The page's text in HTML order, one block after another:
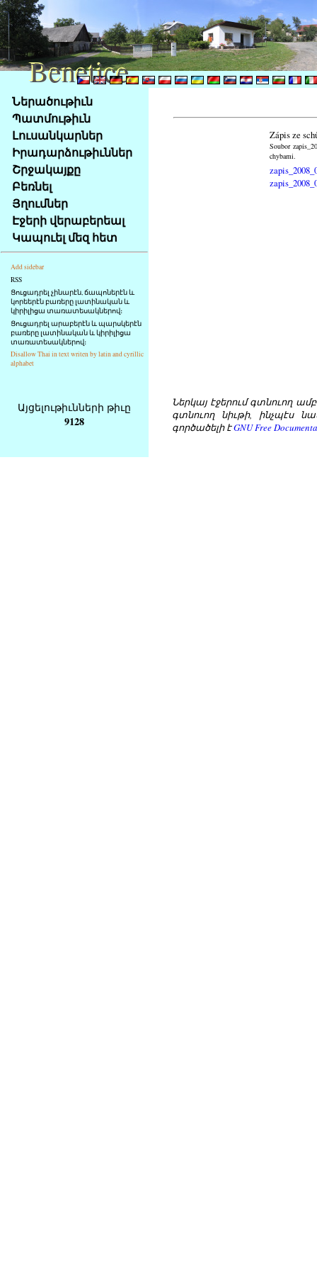
Na
obsah
stránky
Klávesové
zkratky
tomto
webu
základní
Hlavní
strana
Ներածութիւն
Պատմութիւն
Լուսանկարներ
Իրադարձութիւններ
Շրջակայքը
Բեռնել
Յղումներ
Էջերի վերաբերեալ
Կապուել մեզ հետ
Add sidebar
RSS
Ցուցադրել չինարէն, ճապոներէն և
կորեերէն բառերը լատինական և
կիրիլիցա տառատեսակներով։
Ցուցադրել արաբերէն և պարսկերէն
բառերը լատինական և կիրիլիցա
տառատեսակներով։
Disallow Thai in text writen by latin and cyrillic
alphabet
Zápis ze
Soubor
chybami.
Այցելութիւնների թիւը
9128
Ներկայ էջերում գտնուող
գտնուող նիւթի, ինչպէս
գործածելի էGNU Free
Benetice
Benetice